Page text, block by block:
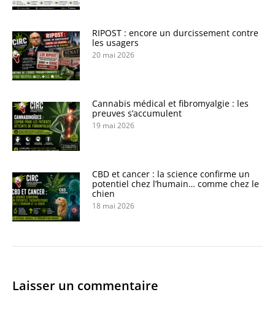
RIPOST : encore un durcissement contre
les usagers
20 mai 2026
Cannabis médical et fibromyalgie : les
preuves s’accumulent
19 mai 2026
CBD et cancer : la science confirme un
potentiel chez l’humain… comme chez le
chien
18 mai 2026
Laisser un commentaire